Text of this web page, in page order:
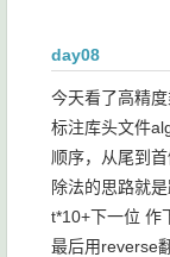
day08
今天看了高精
标注库头文件
顺序，从尾到
除法的思路就
t*10+下一位 作
最后用reverse